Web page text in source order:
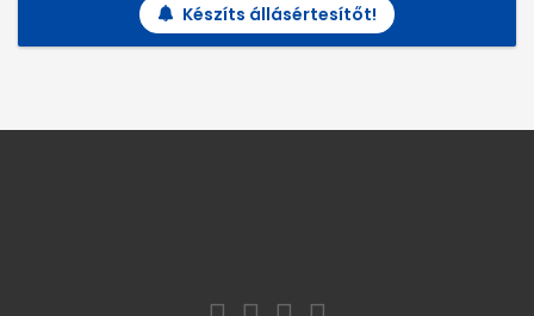
Készíts állásértesítőt!